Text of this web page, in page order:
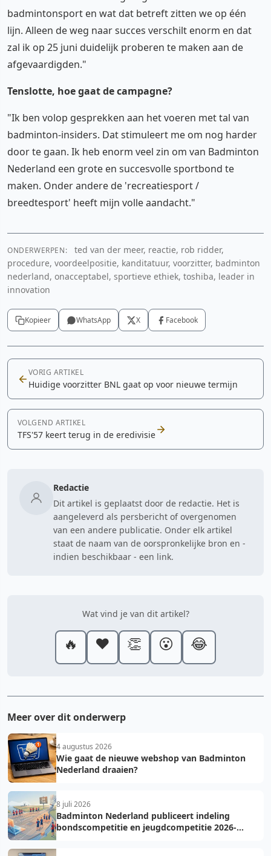
badmintonsport en wat dat betreft zitten we op één
lijn. Alleen de weg naar succes verschilt enorm en dat
zal ik op 25 juni duidelijk proberen te maken aan de
afgevaardigden."
Tenslotte, hoe gaat de campagne?
"Ik ben volop gesprekken aan het voeren met tal van
badminton-insiders. Dat stimuleert me om nog harder
door te gaan. Ik heb enorm veel zin om van Badminton
Nederland een grote en succesvolle sportbond te
maken. Onder andere de 'recreatiesport /
breedtesport' heeft mijn volle aandacht."
ONDERWERPEN:
ted van der meer, reactie, rob ridder,
procedure, voordeelpositie, kanditatuur, voorzitter, badminton
nederland, onacceptabel, sportieve ethiek, toshiba, leader in
innovation
Kopieer WhatsApp X Facebook
VORIG ARTIKEL
Huidige voorzitter BNL gaat op voor nieuwe termijn
VOLGEND ARTIKEL
TFS'57 keert terug in de eredivisie
Redactie
Dit artikel is geplaatst door de redactie. Het is
aangeleverd als persbericht of overgenomen
van een andere publicatie. Onder elk artikel
staat de naam van de oorspronkelijke bron en -
indien beschikbaar - een link.
Wat vind je van dit artikel?
🔥 ❤️ 👏 😮 😂
Meer over dit onderwerp
4 augustus 2026
Wie gaat de nieuwe webshop van Badminton
Nederland draaien?
8 juli 2026
Badminton Nederland publiceert indeling
bondscompetitie en jeugdcompetitie 2026-